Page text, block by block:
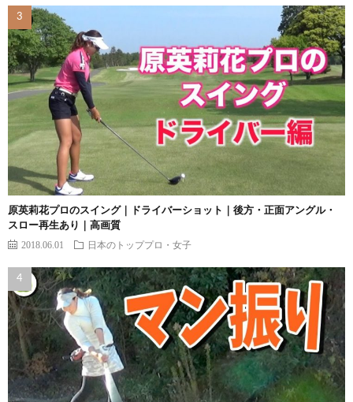
原英莉花プロのスイング｜ドライバーショット｜後方・正面アングル・
スロー再生あり｜高画質
2018.06.01 日本のトッププロ・女子